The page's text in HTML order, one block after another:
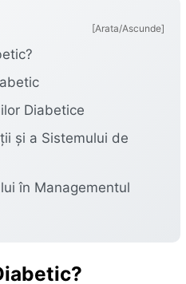
[Arata/Ascunde]
Diabetice
și a Sistemului de
în Managementul